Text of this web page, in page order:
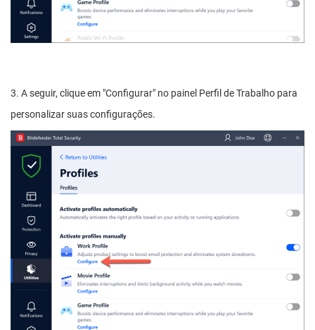
3. A seguir, clique em "Configurar" no painel Perfil de Trabalho para
personalizar suas configurações.